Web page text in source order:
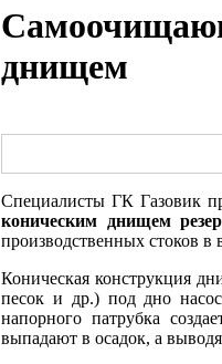
днищем
Специалисты ГК Газовик
коническим днищем
производственных стоков
Коническая конструкция
песок и др.) под дно
напорного патрубка
выпадают в осадок, а